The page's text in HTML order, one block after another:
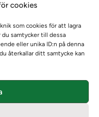
cookies
som cookies för att lagra
samtycker till dessa
eller unika ID:n på denna
återkallar ditt samtycke kan